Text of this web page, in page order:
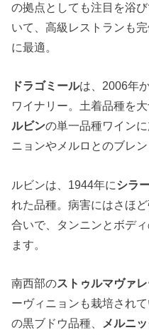
の拠点としても注目を浴
いて、高級レストランも
に最適。
ドラゴミールは、2006年
ワイナリー。土着品種を
ルビンの単一品種ワイン
ニョンやメルロとのブレン
ルビンは、1944年にシラ
れた品種。病害にはさほ
合いで、タンニンとボデ
ます。
南西部のストゥルマヴァ
ーヴィニョンも栽培され
の黒ブドウ品種、
メルニッ